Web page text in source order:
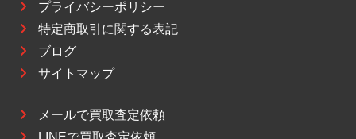
プライバシーポリシー
特定商取引に関する表記
ブログ
サイトマップ
メールで買取査定依頼